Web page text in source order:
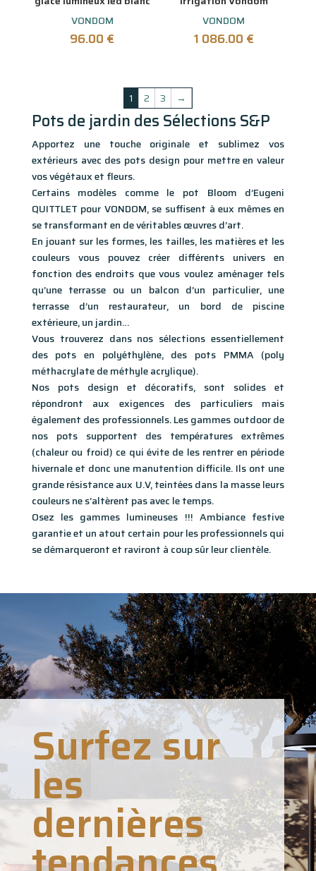
VONDOM
96.00 €
VONDOM
1 086.00 €
1 2 3 →
Pots de jardin des Sélections S&P
Apportez une touche originale et sublimez vos
extérieurs avec des pots design pour mettre en valeur
vos végétaux et fleurs.
Certains modèles comme le pot Bloom d’Eugeni
QUITTLET pour VONDOM, se suffisent à eux mêmes en
se transformant en de véritables œuvres d’art.
En jouant sur les formes, les tailles, les matières et les
couleurs vous pouvez créer différents univers en
fonction des endroits que vous voulez aménager tels
qu’une terrasse ou un balcon d’un particulier, une
terrasse d’un restaurateur, un bord de piscine
extérieure, un jardin…
Vous trouverez dans nos sélections essentiellement
des pots en polyéthylène, des pots PMMA (poly
méthacrylate de méthyle acrylique).
Nos pots design et décoratifs, sont solides et
répondront aux exigences des particuliers mais
également des professionnels. Les gammes outdoor de
nos pots supportent des températures extrêmes
(chaleur ou froid) ce qui évite de les rentrer en période
hivernale et donc une manutention difficile. Ils ont une
grande résistance aux U.V, teintées dans la masse leurs
couleurs ne s’altèrent pas avec le temps.
Osez les gammes lumineuses !!! Ambiance festive
garantie et un atout certain pour les professionnels qui
se démarqueront et raviront à coup sûr leur clientèle.
Surfez sur
les
dernières